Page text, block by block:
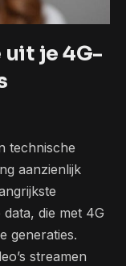
uit je 4G-
technische
aanzienlijk
die met 4G
generaties.
streamen